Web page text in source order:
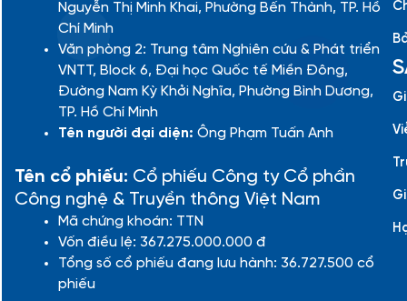
Nguyễn Thị Minh Khai, Phường Bến Thành, TP. Hồ
Chí Minh
Văn phòng 2: Trung tâm Nghiên cứu & Phát triển
VNTT, Block 6, Đại học Quốc tế Miền Đông,
Đường Nam Kỳ Khởi Nghĩa, Phường Bình Dương,
TP. Hồ Chí Minh
Tên người đại diện: Ông Phạm Tuấn Anh
Tên cổ phiếu: Cổ phiếu Công ty Cổ phần
Công nghệ & Truyền thông Việt Nam
Mã chứng khoán: TTN
Vốn điều lệ: 367.275.000.000 đ
Tổng số cổ phiếu đang lưu hành: 36.727.500 cổ
phiếu